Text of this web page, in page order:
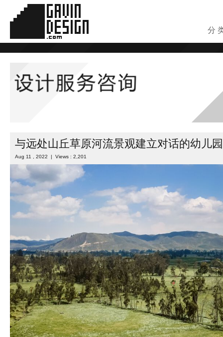
分
与远处山丘草原河流景观建立对话的幼儿
Aug 11 , 2022 | Views : 2,201